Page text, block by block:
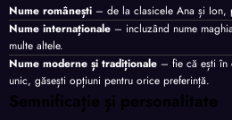
Nume românești – de la clasicele Ana și Ion,
Nume internaționale – incluzând nume
multe altele.
Nume moderne și tradiționale – fie că ești în
unic, găsești opțiuni pentru orice preferință.
Semnificație și personalitate